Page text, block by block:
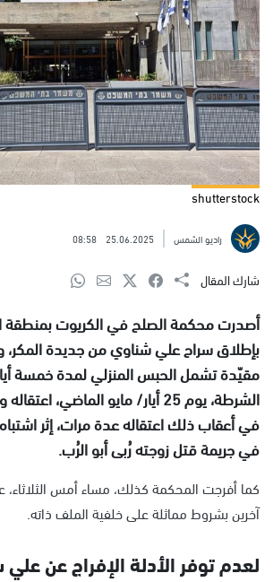
shutterstock
راديو الشمس 25.06.2025
08:58
شارك المقال
أصدرت محكمة الصلح في الكريوت بمنطقة
بإطلاق سراح علي شناوي من جديدة
مقيّدة تشمل الحبس المنزلي لمدة خمسة
الشرطة، يوم 25 أيار/ مايو الماضي،
في أعقاب ذلك اعتقاله عدة مرات، إثر
في جريمة قتل زوجته رُبى أبو الرُب.
كما أفرجت المحكمة كذلك، مساء أمس
آخرين بشروط مماثلة على خلفية الملف ذاته.
لعدم توفر الأدلة الإفراج عن